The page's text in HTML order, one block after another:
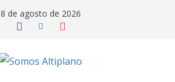
8 de agosto de 2026